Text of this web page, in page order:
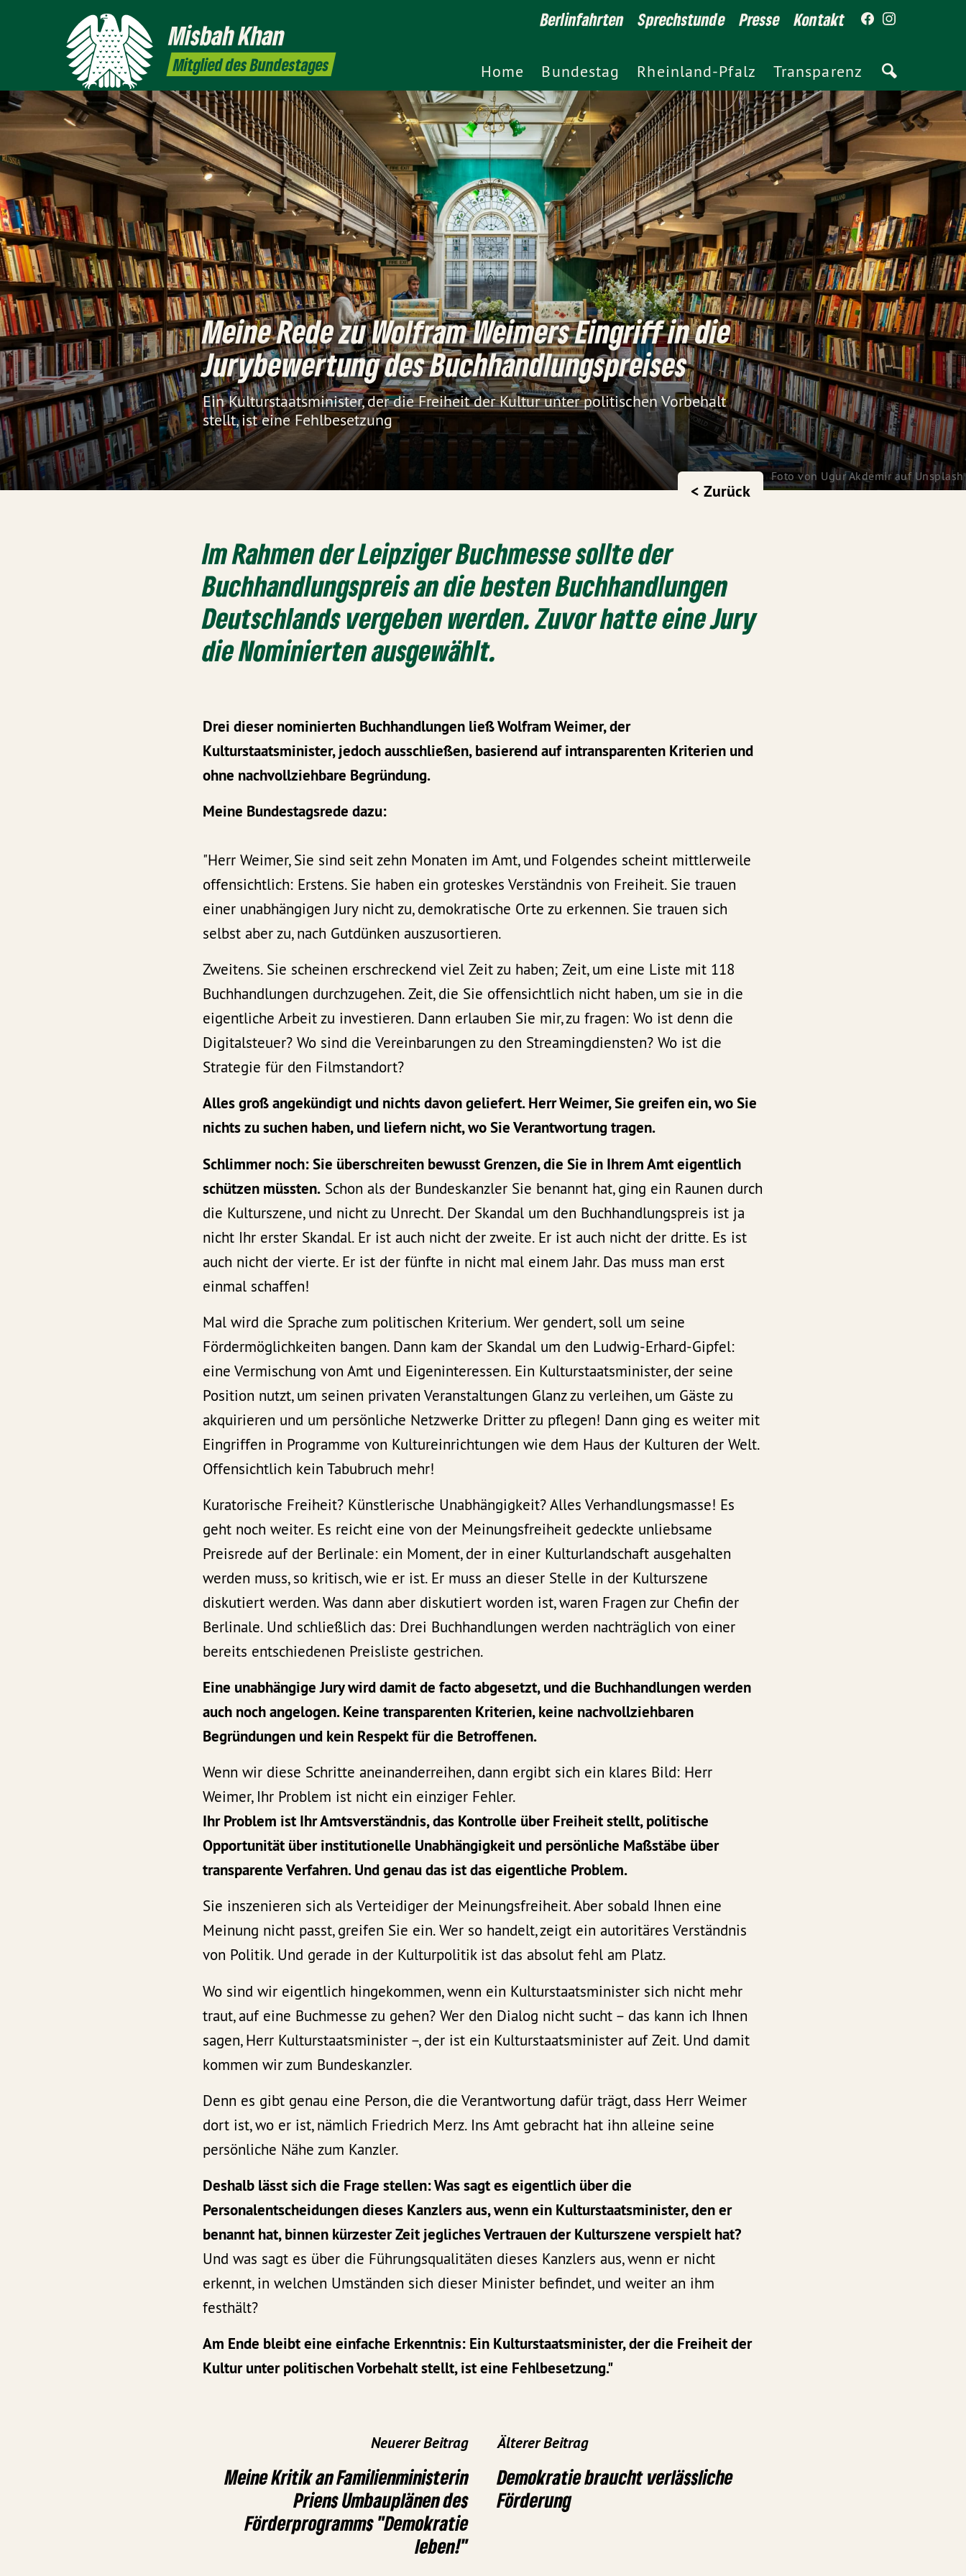
MisbahKhan
Mitglied des Bundestages
Berlinfahrten Sprechstunde Presse Kontakt
Home Bundestag Rheinland-Pfalz Transparenz
Foto von Ugur Akdemir auf Unsplash
Meine Rede zu Wolfram Weimers Eingriff in die
Jurybewertung des Buchhandlungspreises
Ein Kulturstaatsminister, der die Freiheit der Kultur unter politischen Vorbehalt
stellt, ist eine Fehlbesetzung
< Zurück
Im Rahmen der Leipziger Buchmesse sollte der
Buchhandlungspreis an die besten Buchhandlungen
Deutschlands vergeben werden. Zuvor hatte eine Jury
die Nominierten ausgewählt.
Drei dieser nominierten Buchhandlungen ließ Wolfram Weimer, der
Kulturstaatsminister, jedoch ausschließen, basierend auf intransparenten Kriterien und
ohne nachvollziehbare Begründung.
Meine Bundestagsrede dazu:
"Herr Weimer, Sie sind seit zehn Monaten im Amt, und Folgendes scheint mittlerweile
offensichtlich: Erstens. Sie haben ein groteskes Verständnis von Freiheit. Sie trauen
einer unabhängigen Jury nicht zu, demokratische Orte zu erkennen. Sie trauen sich
selbst aber zu, nach Gutdünken auszusortieren.
Zweitens. Sie scheinen erschreckend viel Zeit zu haben; Zeit, um eine Liste mit 118
Buchhandlungen durchzugehen. Zeit, die Sie offensichtlich nicht haben, um sie in die
eigentliche Arbeit zu investieren. Dann erlauben Sie mir, zu fragen: Wo ist denn die
Digitalsteuer? Wo sind die Vereinbarungen zu den Streamingdiensten? Wo ist die
Strategie für den Filmstandort?
Alles groß angekündigt und nichts davon geliefert. Herr Weimer, Sie greifen ein, wo Sie
nichts zu suchen haben, und liefern nicht, wo Sie Verantwortung tragen.
Schlimmer noch: Sie überschreiten bewusst Grenzen, die Sie in Ihrem Amt eigentlich
schützen müssten. Schon als der Bundeskanzler Sie benannt hat, ging ein Raunen durch
die Kulturszene, und nicht zu Unrecht. Der Skandal um den Buchhandlungspreis ist ja
nicht Ihr erster Skandal. Er ist auch nicht der zweite. Er ist auch nicht der dritte. Es ist
auch nicht der vierte. Er ist der fünfte in nicht mal einem Jahr. Das muss man erst
einmal schaffen!
Mal wird die Sprache zum politischen Kriterium. Wer gendert, soll um seine
Fördermöglichkeiten bangen. Dann kam der Skandal um den Ludwig-Erhard-Gipfel:
eine Vermischung von Amt und Eigeninteressen. Ein Kulturstaatsminister, der seine
Position nutzt, um seinen privaten Veranstaltungen Glanz zu verleihen, um Gäste zu
akquirieren und um persönliche Netzwerke Dritter zu pflegen! Dann ging es weiter mit
Eingriffen in Programme von Kultureinrichtungen wie dem Haus der Kulturen der Welt.
Offensichtlich kein Tabubruch mehr!
Kuratorische Freiheit? Künstlerische Unabhängigkeit? Alles Verhandlungsmasse! Es
geht noch weiter. Es reicht eine von der Meinungsfreiheit gedeckte unliebsame
Preisrede auf der Berlinale: ein Moment, der in einer Kulturlandschaft ausgehalten
werden muss, so kritisch, wie er ist. Er muss an dieser Stelle in der Kulturszene
diskutiert werden. Was dann aber diskutiert worden ist, waren Fragen zur Chefin der
Berlinale. Und schließlich das: Drei Buchhandlungen werden nachträglich von einer
bereits entschiedenen Preisliste gestrichen.
Eine unabhängige Jury wird damit de facto abgesetzt, und die Buchhandlungen werden
auch noch angelogen. Keine transparenten Kriterien, keine nachvollziehbaren
Begründungen und kein Respekt für die Betroffenen.
Wenn wir diese Schritte aneinanderreihen, dann ergibt sich ein klares Bild: Herr
Weimer, Ihr Problem ist nicht ein einziger Fehler.
Ihr Problem ist Ihr Amtsverständnis, das Kontrolle über Freiheit stellt, politische
Opportunität über institutionelle Unabhängigkeit und persönliche Maßstäbe über
transparente Verfahren. Und genau das ist das eigentliche Problem.
Sie inszenieren sich als Verteidiger der Meinungsfreiheit. Aber sobald Ihnen eine
Meinung nicht passt, greifen Sie ein. Wer so handelt, zeigt ein autoritäres Verständnis
von Politik. Und gerade in der Kulturpolitik ist das absolut fehl am Platz.
Wo sind wir eigentlich hingekommen, wenn ein Kulturstaatsminister sich nicht mehr
traut, auf eine Buchmesse zu gehen? Wer den Dialog nicht sucht – das kann ich Ihnen
sagen, Herr Kulturstaatsminister –, der ist ein Kulturstaatsminister auf Zeit. Und damit
kommen wir zum Bundeskanzler.
Denn es gibt genau eine Person, die die Verantwortung dafür trägt, dass Herr Weimer
dort ist, wo er ist, nämlich Friedrich Merz. Ins Amt gebracht hat ihn alleine seine
persönliche Nähe zum Kanzler.
Deshalb lässt sich die Frage stellen: Was sagt es eigentlich über die
Personalentscheidungen dieses Kanzlers aus, wenn ein Kulturstaatsminister, den er
benannt hat, binnen kürzester Zeit jegliches Vertrauen der Kulturszene verspielt hat?
Und was sagt es über die Führungsqualitäten dieses Kanzlers aus, wenn er nicht
erkennt, in welchen Umständen sich dieser Minister befindet, und weiter an ihm
festhält?
Am Ende bleibt eine einfache Erkenntnis: Ein Kulturstaatsminister, der die Freiheit der
Kultur unter politischen Vorbehalt stellt, ist eine Fehlbesetzung."
Neuerer Beitrag
Meine Kritik an Familienministerin
Priens Umbauplänen des
Förderprogramms "Demokratie
leben!"
Älterer Beitrag
Demokratie braucht verlässliche
Förderung